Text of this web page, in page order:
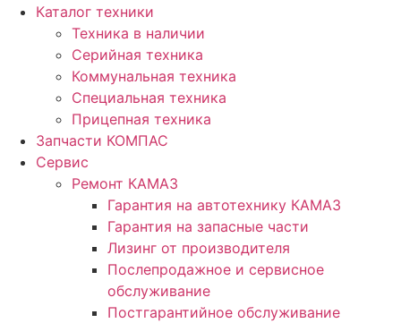
Каталог техники
Техника в наличии
Серийная техника
Коммунальная техника
Специальная техника
Прицепная техника
Запчасти КОМПАС
Сервис
Ремонт КАМАЗ
Гарантия на автотехнику КАМАЗ
Гарантия на запасные части
Лизинг от производителя
Послепродажное и сервисное
обслуживание
Постгарантийное обслуживание